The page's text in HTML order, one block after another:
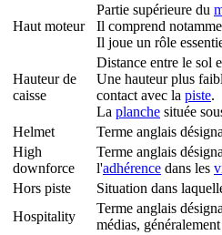
Haut moteur
Partie supérieure du
Il comprend
Il joue un rôle
Hauteur de
caisse
Distance entre le sol
Une hauteur plus
contact avec la piste.
La planche située
Helmet
Terme anglais
High
downforce
Terme anglais
l'adhérence dans les
Hors piste
Situation dans
Hospitality
Terme anglais
médias,